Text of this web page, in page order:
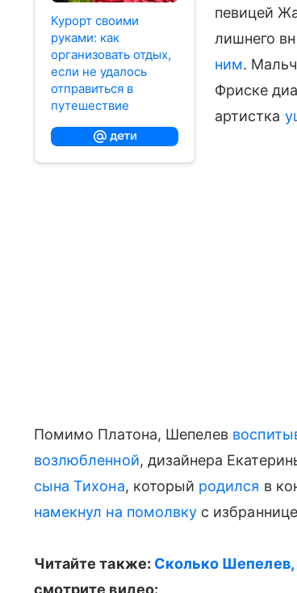
Курорт своими
руками: как
организовать отдых,
если не удалось
отправиться в
путешествие
певицей
лишнего
ним.
Фриске
артистка
Помимо Платона, Шепелев
возлюбленной, дизайнера
сына Тихона, который родился в
намекнул на помолвку с
Читайте также: Сколько Шепелев,
смотрите видео: